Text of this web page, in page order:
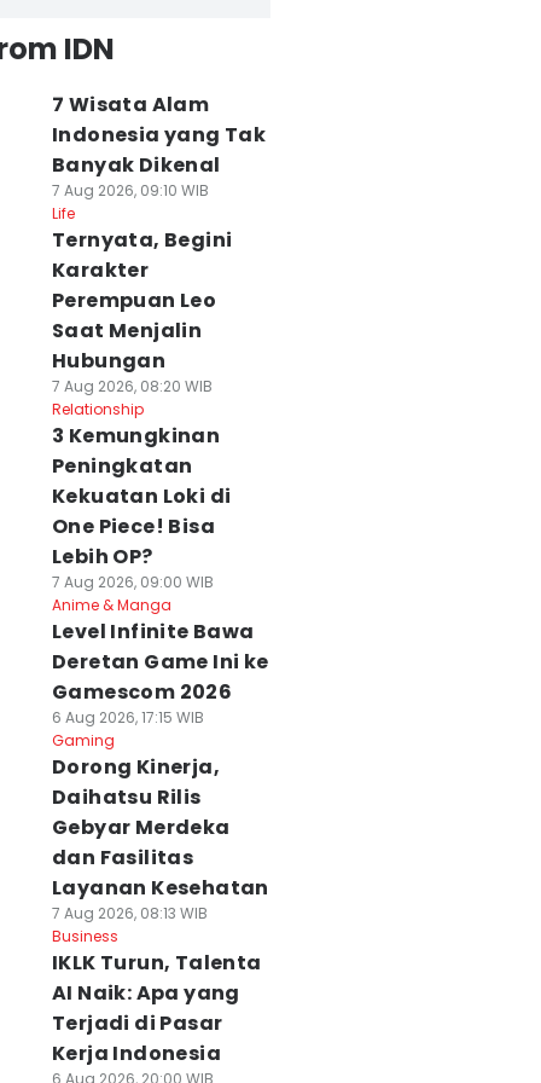
IDN
7 Wisata Alam
Indonesia yang Tak
Banyak Dikenal
7 Aug 2026, 09:10 WIB
Life
Ternyata, Begini
Karakter
Perempuan Leo
Saat Menjalin
Hubungan
7 Aug 2026, 08:20 WIB
Relationship
3 Kemungkinan
Peningkatan
Kekuatan Loki di
One Piece! Bisa
Lebih OP?
7 Aug 2026, 09:00 WIB
Anime & Manga
Level Infinite Bawa
Deretan Game Ini ke
Gamescom 2026
6 Aug 2026, 17:15 WIB
Gaming
Dorong Kinerja,
Daihatsu Rilis
Gebyar Merdeka
dan Fasilitas
Layanan Kesehatan
7 Aug 2026, 08:13 WIB
Business
IKLK Turun, Talenta
AI Naik: Apa yang
Terjadi di Pasar
Kerja Indonesia
6 Aug 2026, 20:00 WIB